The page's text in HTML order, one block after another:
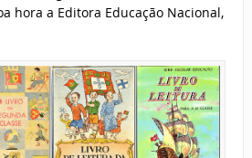
hora a Editora Educação Nacional,